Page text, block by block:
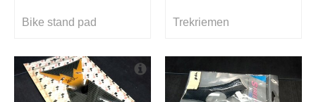
Bike stand pad Trekriemen